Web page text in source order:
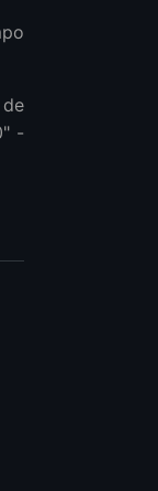
-